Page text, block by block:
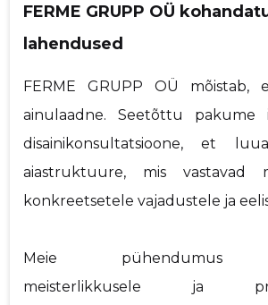
FERME GRUPP OÜ
lahendused
FERME GRUPP OÜ
ainulaadne. Seetõttu pakume
disainikonsultatsioone, et
aiastruktuure, mis vastavad
konkreetsetele vajadustele ja
Meie pühendumus
meisterlikkusele ja